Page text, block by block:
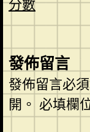
分數
發佈留言
發佈留言必
開。 必填欄